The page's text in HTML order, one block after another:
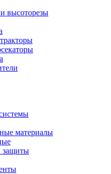
высоторезы
материалы
защиты